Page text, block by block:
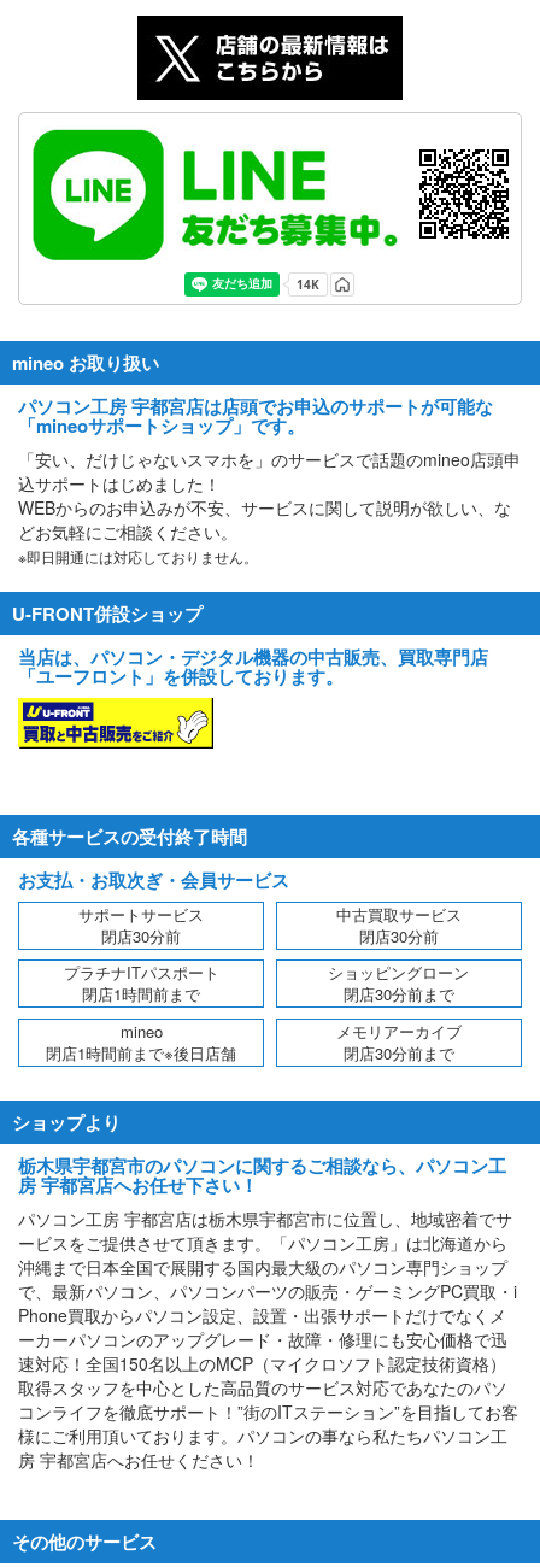
mineo お取り扱い
パソコン工房 宇都宮店は店頭でお申込のサポートが可能な
「mineoサポートショップ」です。
「安い、だけじゃないスマホを」のサービスで話題のmineo店頭申
込サポートはじめました！
WEBからのお申込みが不安、サービスに関して説明が欲しい、な
どお気軽にご相談ください。
※即日開通には対応しておりません。
U-FRONT併設ショップ
当店は、パソコン・デジタル機器の中古販売、買取専門店
「ユーフロント」を併設しております。
各種サービスの受付終了時間
お支払・お取次ぎ・会員サービス
サポートサービス
閉店30分前
中古買取サービス
閉店30分前
プラチナITパスポート
閉店1時間前まで
ショッピングローン
閉店30分前まで
mineo
閉店1時間前まで※後日店舗
メモリアーカイブ
閉店30分前まで
ショップより
栃木県宇都宮市のパソコンに関するご相談なら、パソコン工
房 宇都宮店へお任せ下さい！
パソコン工房 宇都宮店は栃木県宇都宮市に位置し、地域密着でサ
ービスをご提供させて頂きます。「パソコン工房」は北海道から
沖縄まで日本全国で展開する国内最大級のパソコン専門ショップ
で、最新パソコン、パソコンパーツの販売・ゲーミングPC買取・i
Phone買取からパソコン設定、設置・出張サポートだけでなくメ
ーカーパソコンのアップグレード・故障・修理にも安心価格で迅
速対応！全国150名以上のMCP（マイクロソフト認定技術資格）
取得スタッフを中心とした高品質のサービス対応であなたのパソ
コンライフを徹底サポート！”街のITステーション”を目指してお客
様にご利用頂いております。パソコンの事なら私たちパソコン工
房 宇都宮店へお任せください！
その他のサービス